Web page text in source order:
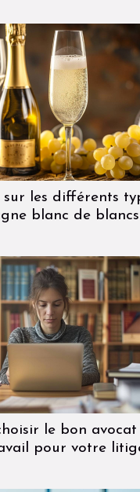
sur les différents
blanc de blancs
le bon avocat
pour votre